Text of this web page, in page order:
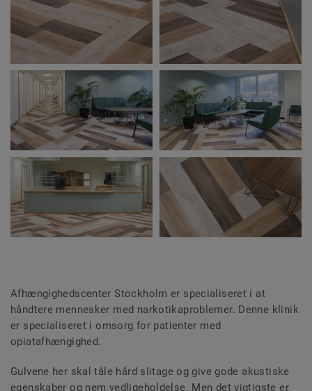
Afhængighedscenter Stockholm er specialiseret i at
håndtere mennesker med narkotikaproblemer. Denne klinik
er specialiseret i omsorg for patienter med
opiatafhængighed.
Gulvene her skal tåle hård slitage og give gode akustiske
egenskaber og nem vedligeholdelse. Men det vigtigste er